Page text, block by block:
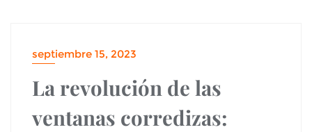
septiembre 15, 2023
La revolución de las
ventanas corredizas: